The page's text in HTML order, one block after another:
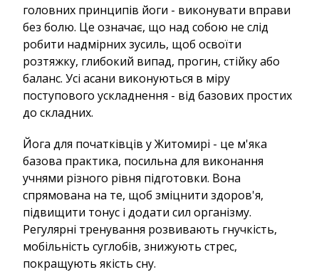
головних принципів йоги - виконувати вправи
без болю. Це означає, що над собою не слід
робити надмірних зусиль, щоб освоїти
розтяжку, глибокий випад, прогин, стійку або
баланс. Усі асани виконуються в міру
поступового ускладнення - від базових простих
до складних.
Йога для початківців у Житомирі - це м'яка
базова практика, посильна для виконання
учнями різного рівня підготовки. Вона
спрямована на те, щоб зміцнити здоров'я,
підвищити тонус і додати сил організму.
Регулярні тренування розвивають гнучкість,
мобільність суглобів, знижують стрес,
покращують якість сну.